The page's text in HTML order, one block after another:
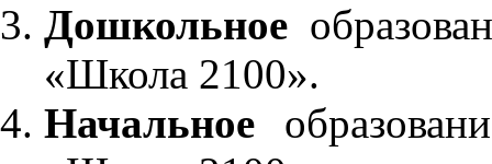
Дошкольное
«Школа 2100».
Начальное